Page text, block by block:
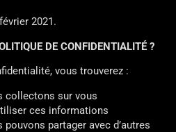
2021.
DE CONFIDENTIALITÉ ?
vous trouverez :
collectons sur vous
ces informations
partager avec d’autres